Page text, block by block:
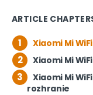
ARTICLE
1 Xiaomi Mi
2 Xiaomi Mi
3
Xiaomi Mi
rozhranie